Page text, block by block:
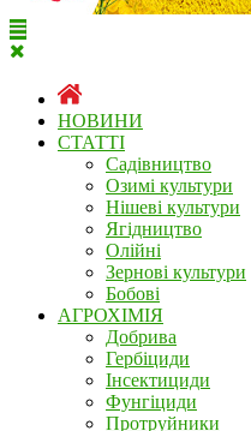
НОВИНИ
СТАТТІ
Садівництво
Озимі культури
Нішеві культури
Ягідництво
Олійні
Зернові культури
Бобові
АГРОХІМІЯ
Добрива
Гербіциди
Інсектициди
Фунгіциди
Протруйники